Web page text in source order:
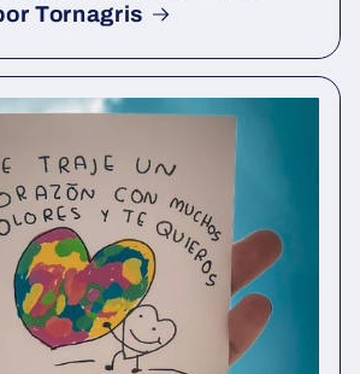
Tornagris